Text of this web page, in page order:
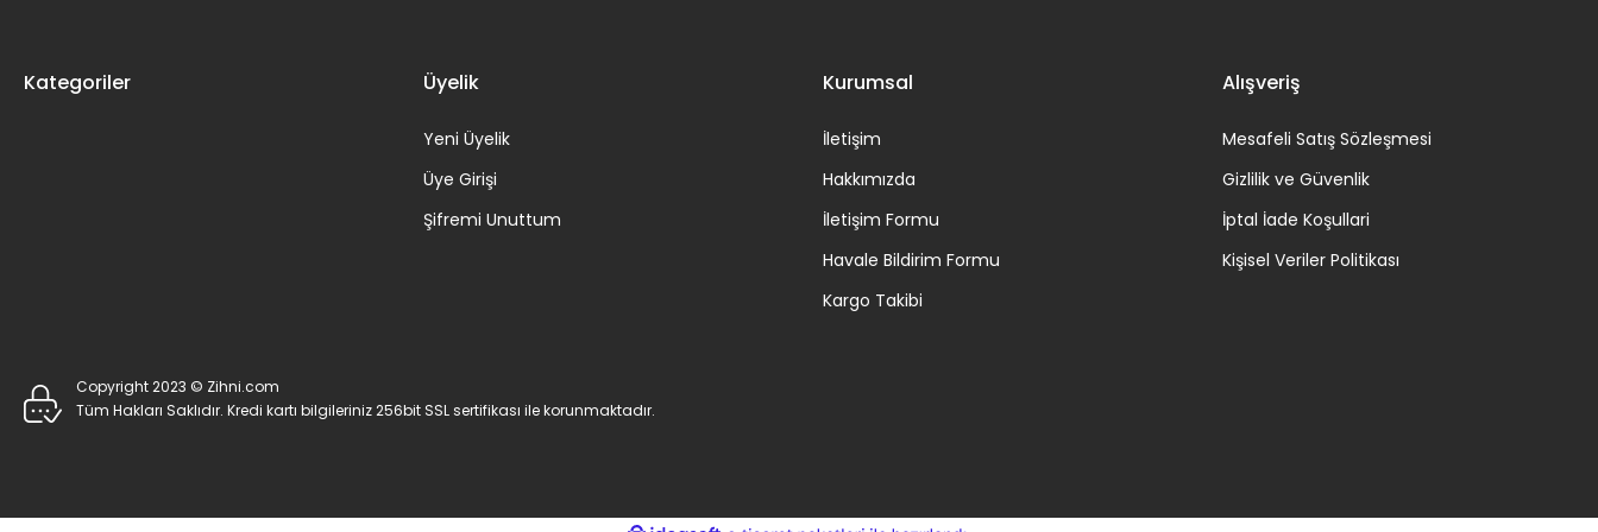
Kategoriler Üyelik
Yeni Üyelik
Üye Girişi
Şifremi Unuttum
Kurumsal
İletişim
Hakkımızda
İletişim Formu
Havale Bildirim Formu
Kargo Takibi
Alışveriş
Mesafeli Satış Sözleşmesi
Gizlilik ve Güvenlik
İptal İade Koşullari
Kişisel Veriler Politikası
Copyright 2023 © Zihni.com
Tüm Hakları Saklıdır. Kredi kartı bilgileriniz 256bit SSL sertifikası ile korunmaktadır.